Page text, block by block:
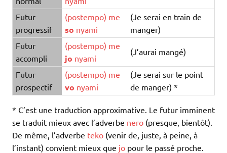
Futur
progressif
(postempo) me
so nyami
(Je serai en train de
manger)
Futur
accompli
(postempo) me
jo nyami
(J’aurai mangé)
Futur
prospectif
(postempo) me
vo nyami
(Je serai sur le point
de manger) *
* C’est une traduction approximative. Le futur imminent
se traduit mieux avec l’adverbe nero (presque, bientôt).
De même, l’adverbe teko (venir de, juste, à peine, à
l’instant) convient mieux que jo pour le passé proche.